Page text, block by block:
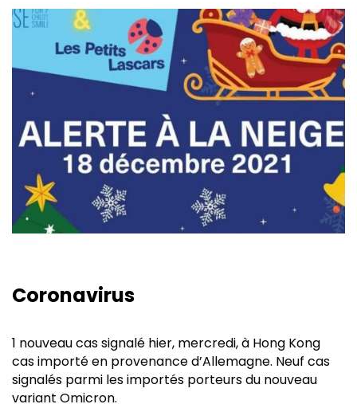
Coronavirus
1 nouveau cas signalé hier, mercredi, à Hong Kong
cas importé en provenance d’Allemagne. Neuf cas
signalés parmi les importés porteurs du nouveau
variant Omicron.